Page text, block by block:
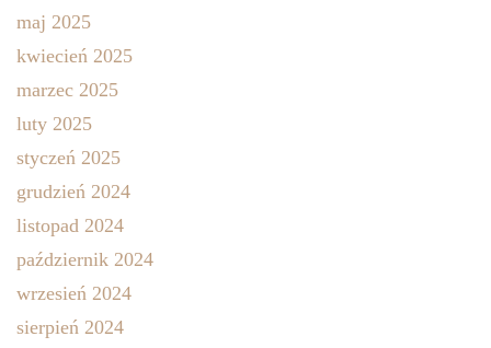
maj 2025
kwiecień 2025
marzec 2025
luty 2025
styczeń 2025
grudzień 2024
listopad 2024
październik 2024
wrzesień 2024
sierpień 2024